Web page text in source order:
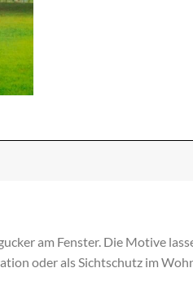
am Fenster. Die Motive
oder als Sichtschutz im